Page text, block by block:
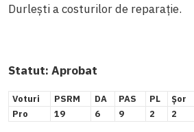
Durlești a costurilor de reparație.
Statut: Aprobat
Voturi PSRM DA PAS PL Șor
Pro
19 6 9 2 2